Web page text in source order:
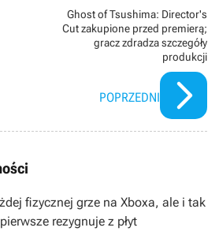
Ghost of Tsushima: Director's
Cut zakupione przed premierą;
gracz zdradza szczegóły
produkcji
POPRZEDNI
fizycznej grze na Xboxa, ale i tak
rezygnuje z płyt